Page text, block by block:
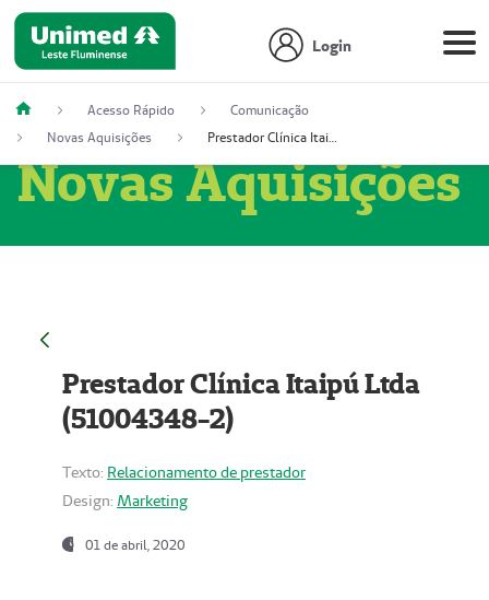
Login
Acesso Rápido
Comunicação
Novas Aquisições
Prestador Clínica Itaipú Ltda (51004348-2)
Novas Aquisições
Prestador Clínica Itaipú Ltda
(51004348-2)
Texto: Relacionamento de prestador
Design: Marketing
01 de abril, 2020